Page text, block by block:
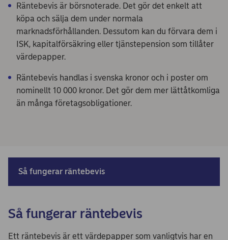
Räntebevis är börsnoterade. Det gör det enkelt att
köpa och sälja dem under normala
marknadsförhållanden. Dessutom kan du förvara dem i
ISK, kapitalförsäkring eller tjänstepension som tillåter
värdepapper.
Räntebevis handlas i svenska kronor och i poster om
nominellt 10 000 kronor. Det gör dem mer lättåtkomliga
än många företagsobligationer.
Så fungerar räntebevis
Så fungerar räntebevis
Ett räntebevis är ett värdepapper som vanligtvis har en